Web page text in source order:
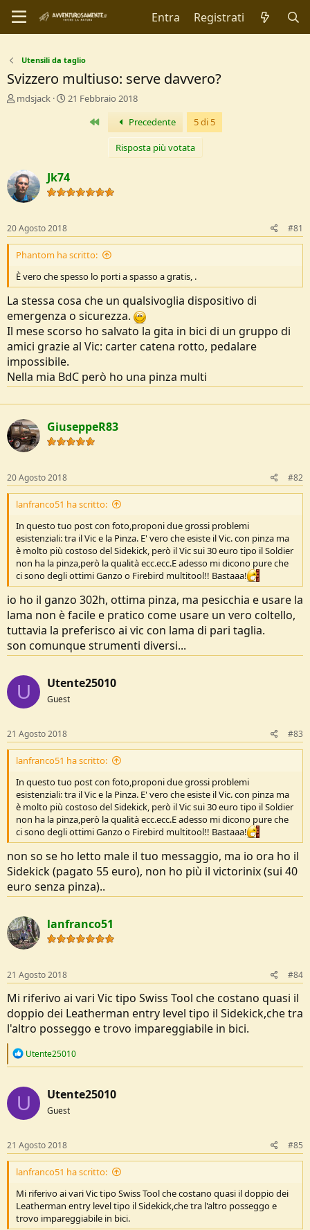
Entra Registrati
Utensili da taglio
Svizzero multiuso: serve davvero?
C
r
e
D
c
u
s
s
i
o
e
mdsjack
D
I
n
i
o
21 Febbraio 2018
Primo Precedente 5 di 5
Risposta più votata
Jk74
20 Agosto 2018 #81
Phantom ha scritto:
È vero che spesso lo porti a spasso a gratis, .
La stessa cosa che un qualsivoglia dispositivo di
emergenza o sicurezza.
Il mese scorso ho salvato la gita in bici di un gruppo di
amici grazie al Vic: carter catena rotto, pedalare
impossibile.
Nella mia BdC però ho una pinza multi
GiuseppeR83
20 Agosto 2018 #82
lanfranco51 ha scritto:
In questo tuo post con foto,proponi due grossi problemi
esistenziali: tra il Vic e la Pinza. E' vero che esiste il Vic. con pinza ma
è molto più costoso del Sidekick, però il Vic sui 30 euro tipo il Soldier
non ha la pinza,però la qualità ecc.ecc.E adesso mi dicono pure che
ci sono degli ottimi Ganzo o Firebird multitool!! Bastaaa!
io ho il ganzo 302h, ottima pinza, ma pesicchia e usare la
lama non è facile e pratico come usare un vero coltello,
tuttavia la preferisco ai vic con lama di pari taglia.
son comunque strumenti diversi...
U Utente25010
Guest
21 Agosto 2018 #83
lanfranco51 ha scritto:
In questo tuo post con foto,proponi due grossi problemi
esistenziali: tra il Vic e la Pinza. E' vero che esiste il Vic. con pinza ma
è molto più costoso del Sidekick, però il Vic sui 30 euro tipo il Soldier
non ha la pinza,però la qualità ecc.ecc.E adesso mi dicono pure che
ci sono degli ottimi Ganzo o Firebird multitool!! Bastaaa!
non so se ho letto male il tuo messaggio, ma io ora ho il
Sidekick (pagato 55 euro), non ho più il victorinix (sui 40
euro senza pinza)..
lanfranco51
21 Agosto 2018 #84
Mi riferivo ai vari Vic tipo Swiss Tool che costano quasi il
doppio dei Leatherman entry level tipo il Sidekick,che tra
l'altro posseggo e trovo impareggiabile in bici.
R
c
i
o
s
:
Utente25010
U Utente25010
Guest
21 Agosto 2018 #85
lanfranco51 ha scritto:
Mi riferivo ai vari Vic tipo Swiss Tool che costano quasi il doppio dei
Leatherman entry level tipo il Sidekick,che tra l'altro posseggo e
trovo impareggiabile in bici.